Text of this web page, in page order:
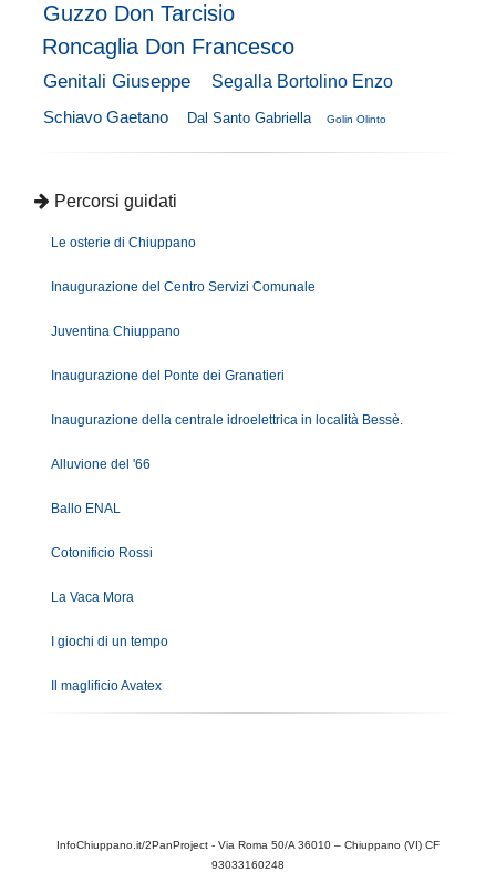
Guzzo Don Tarcisio
Roncaglia Don Francesco
Genitali Giuseppe
Segalla Bortolino Enzo
Schiavo Gaetano
Dal Santo Gabriella Golin Olinto
Percorsi guidati
Le osterie di Chiuppano
Inaugurazione del Centro Servizi Comunale
Juventina Chiuppano
Inaugurazione del Ponte dei Granatieri
Inaugurazione della centrale idroelettrica in località Bessè.
Alluvione del '66
Ballo ENAL
Cotonificio Rossi
La Vaca Mora
I giochi di un tempo
Il maglificio Avatex
InfoChiuppano.it/2PanProject - Via Roma 50/A 36010 – Chiuppano (VI) CF
93033160248